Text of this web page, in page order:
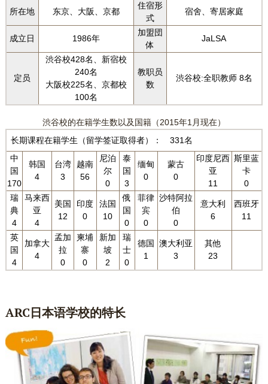
所在地 东京、大阪、京都
住宿形
式
宿舍、寄居家庭
成立日 1986年
加盟団
体
JaLSA
定员
渋谷校428名、新宿校
240名
大阪校225名、京都校
100名
教职员
数
渋谷校:全职教师 8名
渋谷校的在籍学生数以及国籍（2015年1月现在）
长期课程在籍学生（留学签证取得者）： 331名
中
国
170
韩国
4
台湾
3
越南
56
尼泊
尔
0
泰
国
3
缅甸
0
蒙古
0
印度尼西
亚
11
斯里蓝
卡
0
瑞
典
4
马来西
亚
4
美国
12
印度
0
法国
10
俄
国
0
菲律
宾
0
沙特阿拉
伯
0
意大利
6
西班牙
11
英
国
4
加拿大
4
孟加
拉
0
柬埔
寨
0
新加
坡
2
瑞
士
0
德国
1
澳大利亚
3
其他
23
ARC日本语学校的特长